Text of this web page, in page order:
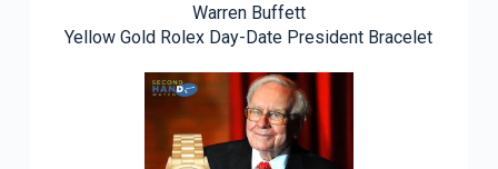
Warren Buffett
Yellow Gold Rolex Day-Date President Bracelet